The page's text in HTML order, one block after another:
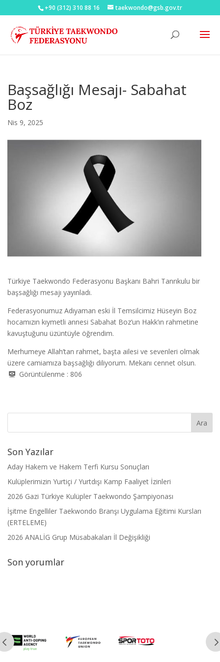
+90 (312) 310 88 16 taekwondo@gsb.gov.tr
Başsağlığı Mesajı- Sabahat
Boz
Nis 9, 2025
Türkiye Taekwondo Federasyonu Başkanı Bahri Tanrıkulu bir
başsağlığı mesajı yayınladı.
Federasyonumuz Adıyaman eski İl Temsilcimiz Hüseyin Boz
hocamızın kıymetli annesi Sabahat Boz’un Hakk’ın rahmetine
kavuştuğunu üzüntüyle öğrendim.
Merhumeye Allah’tan rahmet, başta ailesi ve sevenleri olmak
üzere camiamıza başsağlığı diliyorum. Mekanı cennet olsun.
Görüntülenme : 806
Son Yazılar
Aday Hakem ve Hakem Terfi Kursu Sonuçları
Kulüplerimizin Yurtiçi / Yurtdışı Kamp Faaliyet İzinleri
2026 Gazi Türkiye Kulüpler Taekwondo Şampiyonası
İşitme Engelliler Taekwondo Branşı Uygulama Eğitimi Kursları
(ERTELEME)
2026 ANALİG Grup Müsabakaları İl Değişikliği
Son yorumlar